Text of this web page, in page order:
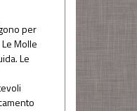
per
Molle
Le